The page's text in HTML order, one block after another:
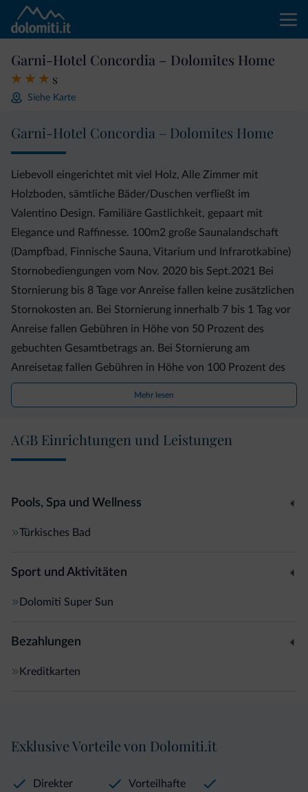
Garni-Hotel Concordia – Dolomites Home
s
Siehe Karte
Garni-Hotel Concordia – Dolomites Home
Liebevoll eingerichtet mit viel Holz, Alle Zimmer mit
Holzboden, sämtliche Bäder/Duschen verfließt im
Valentino Design. Familiäre Gastlichkeit, gepaart mit
Elegance und Raffinesse. 100m2 große Saunalandschaft
(Dampfbad, Finnische Sauna, Vitarium und Infrarotkabine)
Stornobediengungen vom Nov. 2020 bis Sept.2021 Bei
Stornierung bis 8 Tage vor Anreise fallen keine zusätzlichen
Stornokosten an. Bei Stornierung innerhalb 7 bis 1 Tag vor
Anreise fallen Gebühren in Höhe von 50 Prozent des
gebuchten Gesamtbetrags an. Bei Stornierung am
Anreisetag fallen Gebühren in Höhe von 100 Prozent des
gebuchten Gesamtbetrags an. Bei frühzeitiger Abreise,
verspäteter Ankunft oder Nichterscheinen fallen
gebuchten, nicht in Anspruch genommenen Tage an. Der
Gesamtbetrag wird direkt in der Unterkunft vor Ort
Mehr lesen
AGB Einrichtungen und Leistungen
Pools, Spa und Wellness
Türkisches Bad
Sport und Aktivitäten
Dolomiti Super Sun
Bezahlungen
Kreditkarten
Exklusive Vorteile von Dolomiti.it
Direkter
Vorteilhafte